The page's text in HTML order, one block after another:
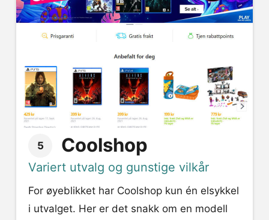
5 Coolshop
Variert utvalg og gunstige vilkår
For øyeblikket har Coolshop kun én elsykkel
i utvalget. Her er det snakk om en modell